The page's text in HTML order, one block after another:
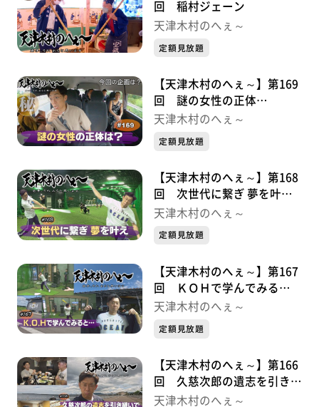
回 稲村ジェーン
天津木村のへぇ～
定額見放題
【天津木村のへぇ～】第169
回 謎の女性の正体
は？・・・金勢様シリーズ①
天津木村のへぇ～
定額見放題
【天津木村のへぇ～】第168
回 次世代に繋ぎ 夢を叶
え・・・久慈次郎シリーズ９
天津木村のへぇ～
定額見放題
【天津木村のへぇ～】第167
回 ＫＯＨで学んでみる
と・・・久慈次郎シリーズ⑧
天津木村のへぇ～
定額見放題
【天津木村のへぇ～】第166
回 久慈次郎の遺志を引き継
いで！・・・・・久慈次郎シ
天津木村のへぇ～